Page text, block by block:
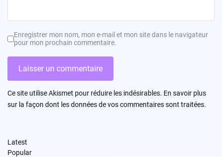
Enregistrer mon nom, mon e-mail et mon site dans le navigateur
pour mon prochain commentaire.
Ce site utilise Akismet pour réduire les indésirables. En savoir plus
sur la façon dont les données de vos commentaires sont traitées.
Latest
Popular